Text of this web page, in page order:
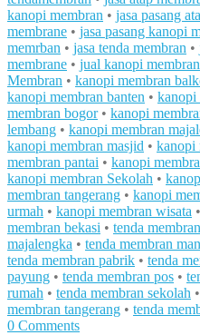
kanopi membran • jasa pasang
membrane • jasa pasang kanopi
memrban • jasa tenda membran •
membrane • jual kanopi membran
Membran • kanopi membran
kanopi membran banten • kanopi
membran bogor• kanopi
lembang • kanopi membran
kanopi membran masjid • kanopi
membran pantai • kanopi
kanopi membran Sekolah •
membran tangerang • kanopi
urmah • kanopi membran wisata •
membran bekasi • tenda
majalengka • tenda membran
tenda membran pabrik • tenda
payung • tenda membran pos •
rumah • tenda membran sekolah •
membran tangerang • tenda
0 Comments